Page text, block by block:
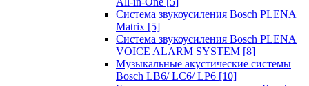
Система звукоусиления Bosch PLENA
Matrix [5]
Система звукоусиления Bosch PLENA
VOICE ALARM SYSTEM [8]
Музыкальные акустические системы
Bosch LB6/ LC6/ LP6 [10]